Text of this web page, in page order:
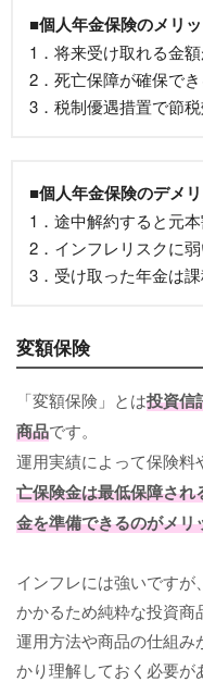
■個人年金保険のメリ
1．将来受け取れる金
2．死亡保障が確保で
3．税制優遇措置で節
■個人年金保険のデメ
1．途中解約すると元
2．インフレリスクに
3．受け取った年金は
変額保険
「変額保険」とは投資信
商品です。
運用実績によって保険料
亡保険金は最低保障さ
金を準備できるのがメリ
インフレには強いです
かかるため純粋な投資商
運用方法や商品の仕組み
かり理解しておく必要が